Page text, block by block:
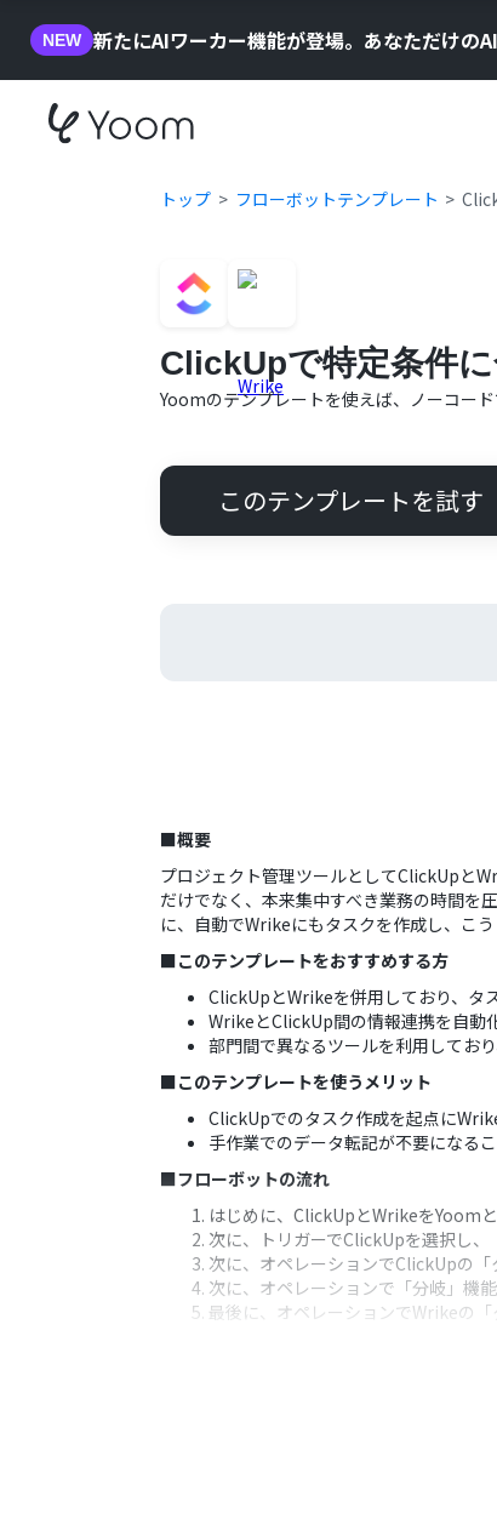
NEW 新たにAIワーカー機能が登場。あなただけの
トップ フローボットテンプレート
ClickUpで特定条件
Yoomのテンプレートを使えば、ノーコー
このテンプレートを試す
■概要
プロジェクト管理ツールとしてClickUpと
だけでなく、本来集中すべき業務の時間を
に、自動でWrikeにもタスクを作成し、こう
■このテンプレートをおすすめする方
ClickUpとWrikeを併用しており、タ
WrikeとClickUp間の情報連携を自動
部門間で異なるツールを利用してお
■このテンプレートを使うメリット
ClickUpでのタスク作成を起点に
手作業でのデータ転記が不要になる
■フローボットの流れ
はじめに、ClickUpとWrikeをYoomと
次に、トリガーでClickUpを選択し、
次に、オペレーションでClickUpの
次に、オペレーションで「分岐」機
最後に、オペレーションでWrikeの